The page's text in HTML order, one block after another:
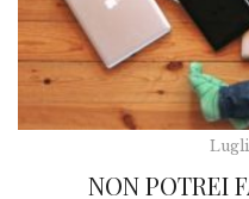
NON POTREI